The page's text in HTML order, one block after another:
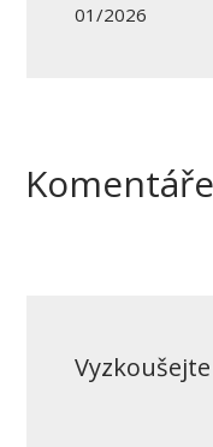
01/2026
Komentáře